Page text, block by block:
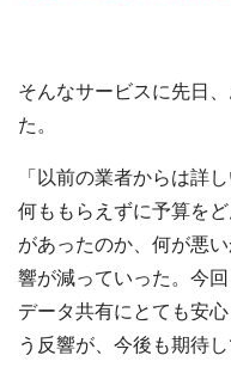
そんなサービスに先日
た。
「以前の業者からは詳
何ももらえずに予算を
があったのか、何が悪
響が減っていった。今
データ共有にとても安
う反響が、今後も期待し